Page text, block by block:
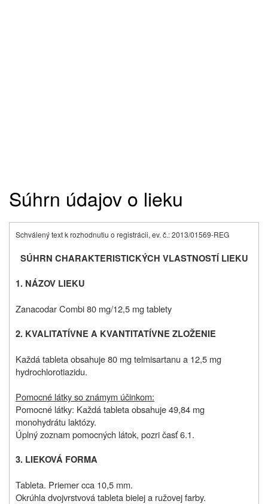
Súhrn údajov o lieku
Schválený text k rozhodnutiu o registrácii, ev. č.: 2013/01569-REG
SÚHRN CHARAKTERISTICKÝCH VLASTNOSTÍ LIEKU
1. NÁZOV LIEKU
Zanacodar Combi 80 mg/12,5 mg tablety
2. KVALITATÍVNE A KVANTITATÍVNE ZLOŽENIE
Každá tableta obsahuje 80 mg telmisartanu a 12,5 mg
hydrochlorotiazidu.
Pomocné látky so známym účinkom:
Pomocné látky: Každá tableta obsahuje 49,84 mg
monohydrátu laktózy.
Úplný zoznam pomocných látok, pozri časť 6.1.
3. LIEKOVÁ FORMA
Tableta. Priemer cca 10,5 mm.
Okrúhla dvojvrstvová tableta bielej a ružovej farby.